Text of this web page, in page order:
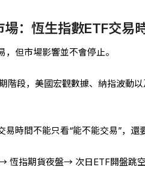
：恆生指數ETF交易
但市場影響並不會停止。
階段，美國宏觀數據、納指波動
時間不能只看“能不能交易”，還
恆指期貨夜盤→ 次日ETF開盤跳空